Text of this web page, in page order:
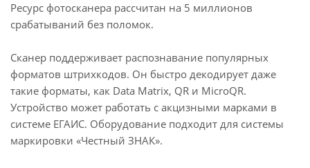
Ресурс фотосканера рассчитан на 5 миллионов
срабатываний без поломок.
Сканер поддерживает распознавание популярных
форматов штрихкодов. Он быстро декодирует даже
такие форматы, как Data Matrix, QR и MicroQR.
Устройство может работать с акцизными марками в
системе ЕГАИС. Оборудование подходит для системы
маркировки «Честный ЗНАК».